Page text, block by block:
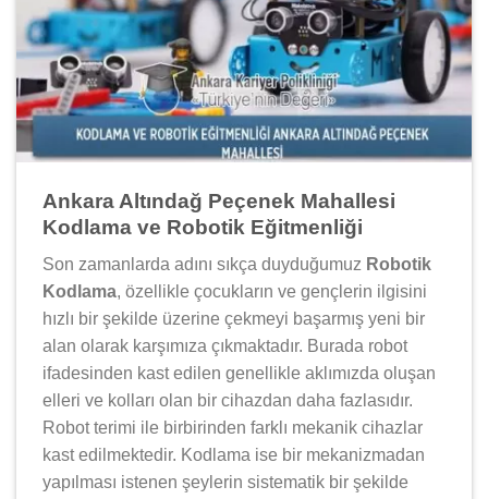
Ankara Altındağ Peçenek Mahallesi
Kodlama ve Robotik Eğitmenliği
Son zamanlarda adını sıkça duyduğumuz Robotik
Kodlama, özellikle çocukların ve gençlerin ilgisini
hızlı bir şekilde üzerine çekmeyi başarmış yeni bir
alan olarak karşımıza çıkmaktadır. Burada robot
ifadesinden kast edilen genellikle aklımızda oluşan
elleri ve kolları olan bir cihazdan daha fazlasıdır.
Robot terimi ile birbirinden farklı mekanik cihazlar
kast edilmektedir. Kodlama ise bir mekanizmadan
yapılması istenen şeylerin sistematik bir şekilde